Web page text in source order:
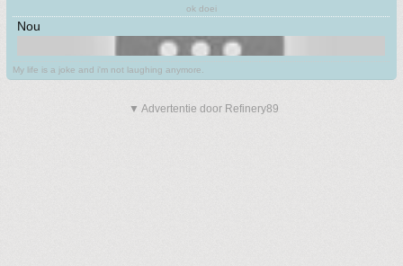
ok doei
Nou
My life is a joke and i'm not laughing anymore.
▼ Advertentie door Refinery89